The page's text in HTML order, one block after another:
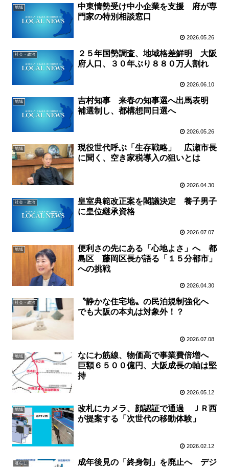
地域
中東情勢受け中小企業を支援 府が専
門家の特別相談窓口
2026.05.26
社会・政治
２５年国勢調査、地域格差鮮明 大阪
府人口、３０年ぶり８８０万人割れ
2026.06.10
地域
吉村知事 来春の知事選へ出馬表明
補選制し、都構想同日選へ
2026.05.26
地域
現役世代呼ぶ「生存戦略」 広瀬市長
に聞く、空き家税導入の狙いとは
2026.04.30
社会・政治
皇室典範改正案を閣議決定 養子男子
に皇位継承資格
2026.07.07
地域
便利さの先にある「心地よさ」へ 都
島区 藤岡区長が語る「１５分都市」
への挑戦
2026.04.30
社会・政治
〝静かな住宅地〟の民泊規制強化へ
でも大阪の本丸は対象外！？
2026.07.08
地域
なにわ筋線、物価高で事業費倍増へ
巨額６５００億円、大阪成長の軸は堅
持
2026.05.12
地域
改札にカメラ、顔認証で通過 ＪＲ西
が提案する「次世代の移動体験」
2026.02.12
暮らし
成年後見の「終身制」を廃止へ デジ